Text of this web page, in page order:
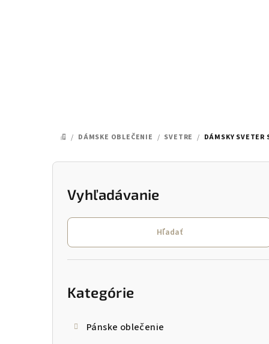
DOMOV
/ DÁMSKE OBLEČENIE / SVETRE / DÁMSKY
B
Vyhľadávanie
Hľadať
Kategórie
Pánske oblečenie